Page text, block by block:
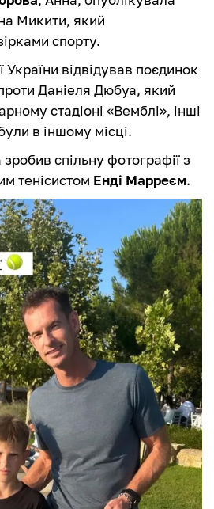
Микити, який
спорту.
України відвідував поєдинок
Даніеля Дюбуа, який
стадіоні «Вемблі», інші
в іншому місці.
спільну фотографії з
тенісистом Енді Марреєм.